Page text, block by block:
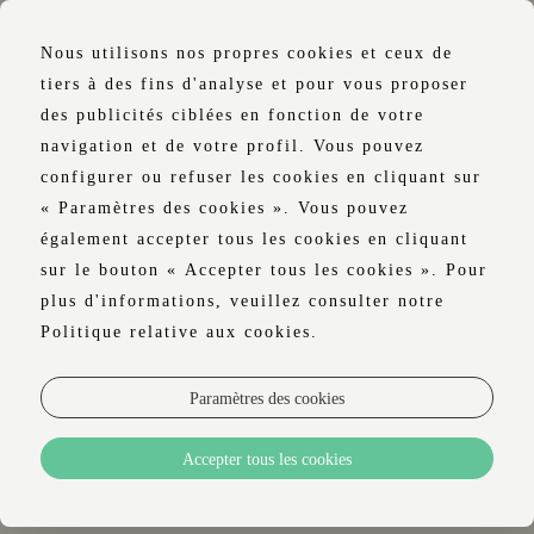
SE DÉSABONNER À
NOTRE
NEWSLETTER
Veuillez compléter les informations
suivantes si vous ne souhaitez plus recevoir
les offres spéciales de notre hôtel.
Nous utilisons nos propres cookies et ceux de
tiers à des fins d'analyse et pour vous proposer
des publicités ciblées en fonction de votre
navigation et de votre profil. Vous pouvez
configurer ou refuser les cookies en cliquant sur
« Paramètres des cookies ». Vous pouvez
également accepter tous les cookies en cliquant
sur le bouton « Accepter tous les cookies ». Pour
plus d'informations, veuillez consulter notre
Politique relative aux cookies.
Paramètres des cookies
Accepter tous les cookies